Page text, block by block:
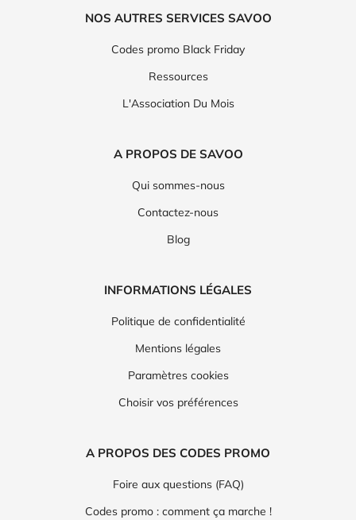
NOS AUTRES SERVICES SAVOO
Codes promo Black Friday
Ressources
L'Association Du Mois
A PROPOS DE SAVOO
Qui sommes-nous
Contactez-nous
Blog
INFORMATIONS LÉGALES
Politique de confidentialité
Mentions légales
Paramètres cookies
Choisir vos préférences
A PROPOS DES CODES PROMO
Foire aux questions (FAQ)
Codes promo : comment ça marche !